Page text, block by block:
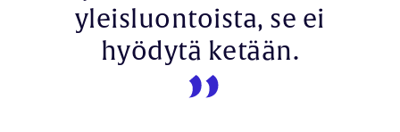
yleisluontoista, se ei
hyödytä ketään.